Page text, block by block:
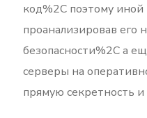
код%2C поэтому
проанализировав его
безопасности%2C а
серверы на
прямую секретность